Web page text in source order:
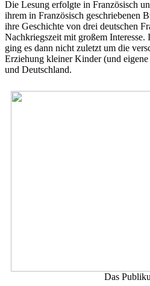
Die Lesung erfolgte in Französisch
ihrem in Französisch geschriebenen
ihre Geschichte von drei deutschen
Nachkriegszeit mit großem Interesse.
ging es dann nicht zuletzt um die
Erziehung kleiner Kinder (und
und Deutschland.
Das